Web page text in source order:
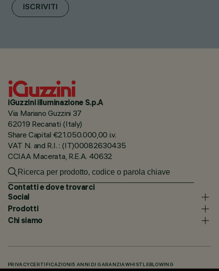
ISCRIVITI
iGuzzini illuminazione S.p.A
Via Mariano Guzzini 37
62019 Recanati (Italy)
Share Capital €21.050.000,00 i.v.
VAT N. and R.I. : (IT)00082630435
CCIAA Macerata, R.E.A. 40632
Contatti e dove trovarci
Social
Prodotti
Chi siamo
PRIVACY CERTIFICAZIONI 5 ANNI DI GARANZIAWHISTLEBLOWING